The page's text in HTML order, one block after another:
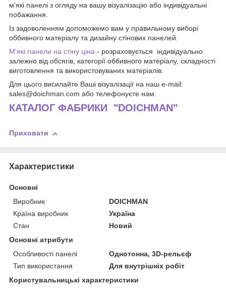
м'які панелі з огляду на вашу візуалізацію або індивідуальні
побажання.
Із задоволенням допоможемо вам у правильному виборі
оббивного матеріалу та дизайну стінових панелей.
М'які панели на стіну ціна - розраховується індивідуально
залежно від обсягів, категорії оббивного матеріалу, складності
виготовлення та використовуваних матеріалів.
Для цього висилайте Ваші візуалізації на наш e-mail:
sales@doichman.com або телефонуєте нам.
КАТАЛОГ ФАБРИКИ "DOICHMAN"
Приховати
Характеристики
Основні
Виробник
DOICHMAN
Країна виробник
Україна
Стан
Новий
Основні атрибути
Особливості панелі
Однотонна, 3D-рельєф
Тип використання
Для внутрішніх робіт
Користувальницькі характеристики